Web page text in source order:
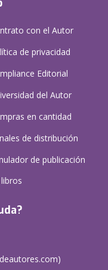
con el Autor
de privacidad
Editorial
del Autor
en cantidad
de distribución
de publicación
)